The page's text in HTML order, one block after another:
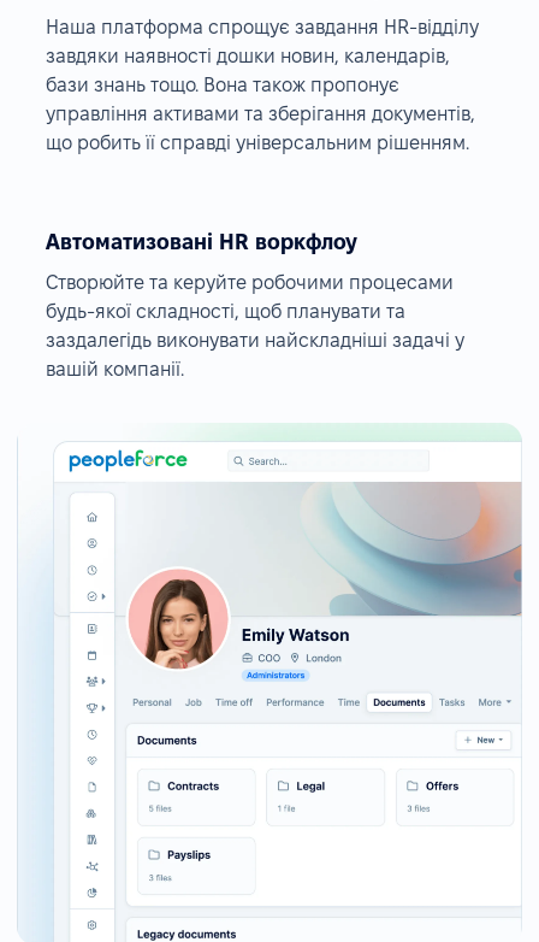
Наша платформа спрощує завдання HR-відділу
завдяки наявності дошки новин, календарів,
бази знань тощо. Вона також пропонує
управління активами та зберігання документів,
що робить її справді універсальним рішенням.
Автоматизовані HR воркфлоу
Створюйте та керуйте робочими процесами
будь-якої складності, щоб планувати та
заздалегідь виконувати найскладніші задачі у
вашій компанії.